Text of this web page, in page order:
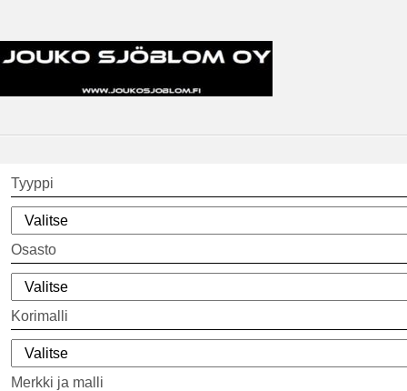
Tyyppi
Osasto
Korimalli
Merkki ja malli